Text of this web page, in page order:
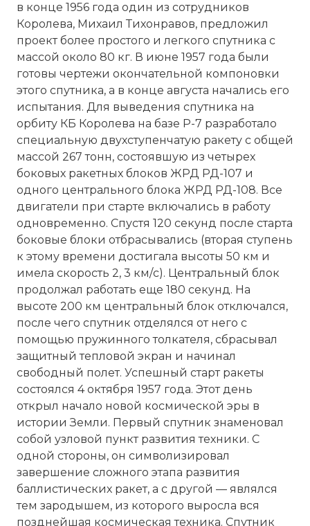
в конце 1956 года один из сотрудников
Королева, Михаил Тихонравов, предложил
проект более простого и легкого спутника с
массой около 80 кг. В июне 1957 года были
готовы чертежи окончательной компоновки
этого спутника, а в конце августа начались его
испытания. Для выведения спутника на
орбиту КБ Королева на базе Р-7 разработало
специальную двухступенчатую ракету с общей
массой 267 тонн, состоявшую из четырех
боковых ракетных блоков ЖРД РД-107 и
одного центрального блока ЖРД РД-108. Все
двигатели при старте включались в работу
одновременно. Спустя 120 секунд после старта
боковые блоки отбрасывались (вторая ступень
к этому времени достигала высоты 50 км и
имела скорость 2, 3 км/с). Центральный блок
продолжал работать еще 180 секунд. На
высоте 200 км центральный блок отключался,
после чего спутник отделялся от него с
помощью пружинного толкателя, сбрасывал
защитный тепловой экран и начинал
свободный полет. Успешный старт ракеты
состоялся 4 октября 1957 года. Этот день
открыл начало новой космической эры в
истории Земли. Первый спутник знаменовал
собой узловой пункт развития техники. С
одной стороны, он символизировал
завершение сложного этапа развития
баллистических ракет, а с другой — являлся
тем зародышем, из которого выросла вся
позднейшая космическая техника. Спутник